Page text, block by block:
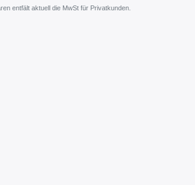
entfält aktuell die MwSt für Privatkunden.